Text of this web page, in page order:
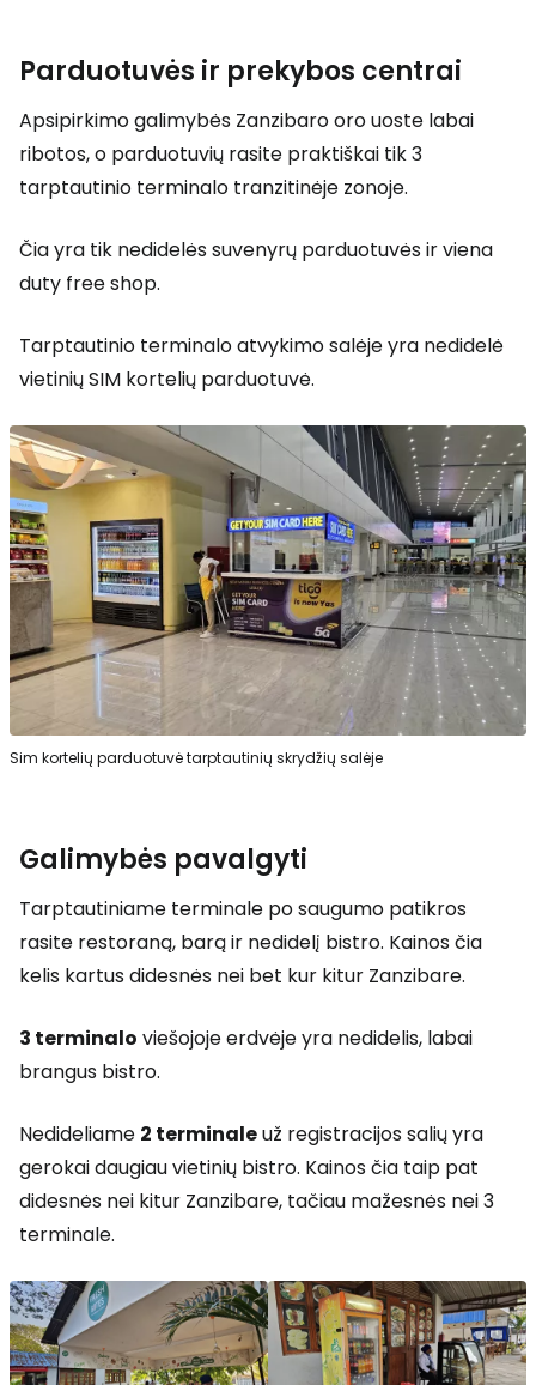
Parduotuvės ir prekybos centrai
Apsipirkimo galimybės Zanzibaro oro uoste labai
ribotos, o parduotuvių rasite praktiškai tik 3
tarptautinio terminalo tranzitinėje zonoje.
Čia yra tik nedidelės suvenyrų parduotuvės ir viena
duty free shop.
Tarptautinio terminalo atvykimo salėje yra nedidelė
vietinių SIM kortelių parduotuvė.
Sim kortelių parduotuvė tarptautinių skrydžių salėje
Galimybės pavalgyti
Tarptautiniame terminale po saugumo patikros
rasite restoraną, barą ir nedidelį bistro. Kainos čia
kelis kartus didesnės nei bet kur kitur Zanzibare.
3 terminalo viešojoje erdvėje yra nedidelis, labai
brangus bistro.
Nedideliame 2 terminaleuž registracijos salių yra
gerokai daugiau vietinių bistro. Kainos čia taip pat
didesnės nei kitur Zanzibare, tačiau mažesnės nei 3
terminale.